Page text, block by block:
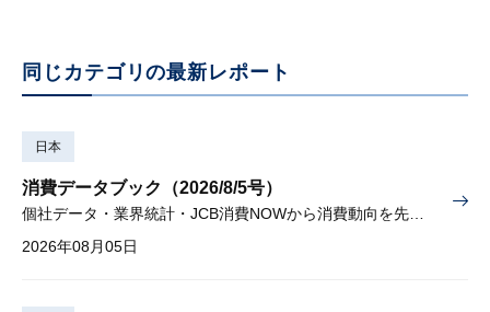
同じカテゴリの最新レポート
日本
消費データブック（2026/8/5号）
2026年08月05日